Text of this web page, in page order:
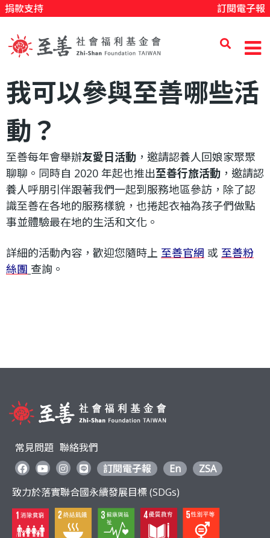
主
容
捐款支持 訂閱電子報
至
善
社
會
福
利
會
我可以參與至善哪些活
動？
至善每年會舉辦友愛日活動 ，邀請認養人回娘家聚聚
聊聊。同時自 2020 年起也推出至善行旅活動 ，邀請認
養人呼朋引伴跟著我們一起到服務地區參訪，除了認
識至善在各地的服務樣貌，也捲起衣袖為孩子們做點
事並體驗最在地的生活和文化。
詳細的活動內容，歡迎您隨時上 至善官網 或 至善粉
絲團 查詢。
常見問題 聯絡我們
訂閱電子報
En
ZSA
致力於落實聯合國永續發展目標 (SDGs)